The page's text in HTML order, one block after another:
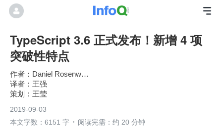
TypeScript 3.6 正式发布！新增 4 项
突破性特点
Daniel Rosenwasser
王强
王莹
2019-09-03
本文字数：6151 字
阅读完需：约 20 分钟